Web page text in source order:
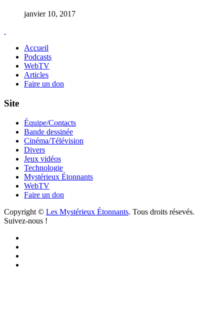
janvier 10, 2017
Accueil
Podcasts
WebTV
Articles
Faire un don
Site
Équipe/Contacts
Bande dessinée
Cinéma/Télévision
Divers
Jeux vidéos
Technologie
Mystérieux Étonnants
WebTV
Faire un don
Copyright © Les Mystérieux Étonnants. Tous droits résevés.
Suivez-nous !